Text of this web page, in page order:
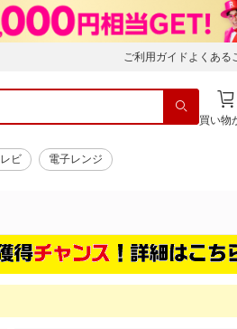
ご利用ガイド よくある
買い物
ビ 電子レンジ